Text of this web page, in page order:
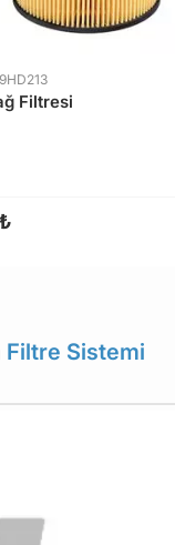
NEW
Filtresi
Filtre Sistemi